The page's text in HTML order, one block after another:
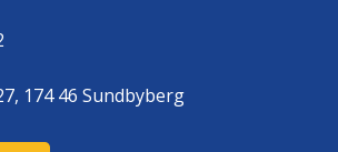
174 46 Sundbyberg